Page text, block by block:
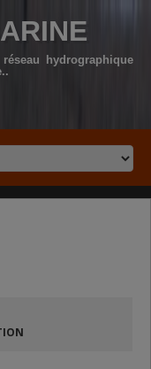
hydrographique